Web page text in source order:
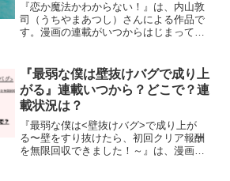
『恋か魔法かわからない！』は、内山敦
司（うちやまあつし）さんによる作品で
す。漫画の連載がいつからはじまってい
しく紹介しています
『最弱な僕は壁抜けバグで成り上
がる』連載いつから？どこで？連
載状況は？
『最弱な僕は<壁抜けバグ>で成り上が
る〜壁をすり抜けたら、初回クリア報酬
を無限回収できました！～』は、漫画：